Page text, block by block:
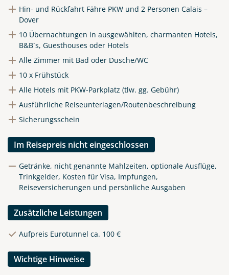
Hin- und Rückfahrt Fähre PKW und 2 Personen Calais –
Dover
10 Übernachtungen in ausgewählten, charmanten Hotels,
B&B´s, Guesthouses oder Hotels
Alle Zimmer mit Bad oder Dusche/WC
10 x Frühstück
Alle Hotels mit PKW-Parkplatz (tlw. gg. Gebühr)
Ausführliche Reiseunterlagen/Routenbeschreibung
Sicherungsschein
Im Reisepreis nicht eingeschlossen
Getränke, nicht genannte Mahlzeiten, optionale Ausflüge,
Trinkgelder, Kosten für Visa, Impfungen,
Reiseversicherungen und persönliche Ausgaben
Zusätzliche Leistungen
Aufpreis Eurotunnel ca. 100 €
Wichtige Hinweise